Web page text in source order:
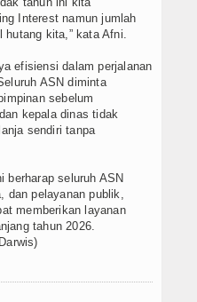
Interest namun jumlah
hutang kita,” kata Afni.
efisiensi dalam perjalanan
ASN diminta
sebelum
kepala dinas tidak
sendiri tanpa
berharap seluruh ASN
dan pelayanan publik,
memberikan layanan
tahun 2026.